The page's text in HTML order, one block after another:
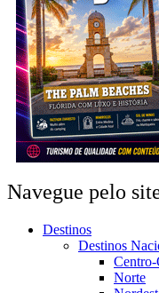
Navegue pelo
Destinos
Destinos
Centro-
Norte